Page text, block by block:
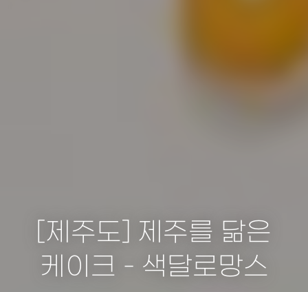
[제주도] 제주를 닮은
케이크 - 색달로망스